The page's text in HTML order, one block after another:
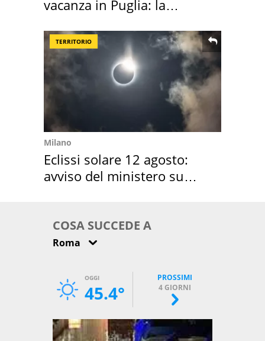
vacanza in Puglia: la
TERRITORIO
Milano
Eclissi solare 12 agosto:
avviso del ministero su